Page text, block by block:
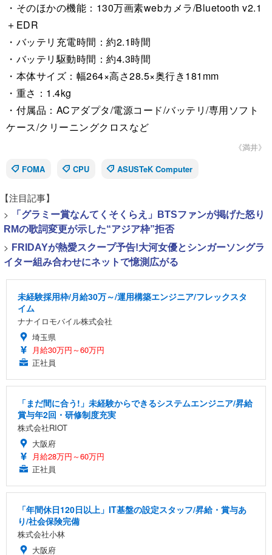
・そのほかの機能：130万画素webカメラ/Bluetooth v2.1
＋EDR
・バッテリ充電時間：約2.1時間
・バッテリ駆動時間：約4.3時間
・本体サイズ：幅264×高さ28.5×奥行き181mm
・重さ：1.4kg
・付属品：ACアダプタ/電源コード/バッテリ/専用ソフト
ケース/クリーニングクロスなど
《満井》
FOMA
CPU ASUSTeK Computer
【注目記事】
>
「グラミー賞なんてくそくらえ」BTSファンが掲げた怒り
RMの歌詞変更が示した“アジア枠”拒否
> FRIDAYが熱愛スクープ予告!大河女優とシンガーソングラ
イター組み合わせにネットで憶測広がる
未経験採用枠/月給30万～/運用構築エンジニア/フレックスタ
イム
ナナイロモバイル株式会社
埼玉県
月給30万円～60万円
正社員
「まだ間に合う!」未経験からできるシステムエンジニア/昇給
賞与年2回・研修制度充実
株式会社RIOT
大阪府
月給28万円～60万円
正社員
「年間休日120日以上」IT基盤の設定スタッフ/昇給・賞与あ
り/社会保険完備
株式会社小林
大阪府